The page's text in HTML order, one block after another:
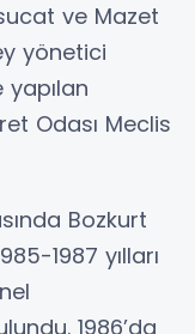
ve Mazet
yönetici
yapılan
Odası Meclis
Bozkurt
1987 yılları
1986’da